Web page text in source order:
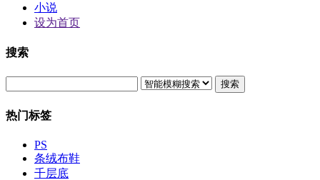
小说
设为首页
搜索
搜索
热门标签
PS
条绒布鞋
千层底